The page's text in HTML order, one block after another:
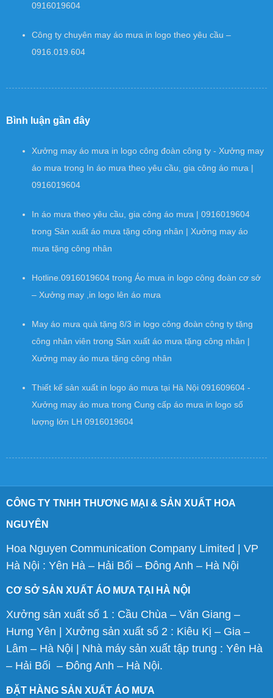
0916019604
Công ty chuyên may áo mưa in logo theo yêu cầu –
0916.019.604
Bình luận gần đây
Xưởng may áo mưa in logo công đoàn công ty - Xưởng may
áo mưa trong In áo mưa theo yêu cầu, gia công áo mưa |
0916019604
In áo mưa theo yêu cầu, gia công áo mưa | 0916019604
trong Sản xuất áo mưa tặng công nhân | Xưởng may áo
mưa tặng công nhân
Hotline.0916019604 trong Áo mưa in logo công đoàn cơ sở
– Xưởng may ,in logo lên áo mưa
May áo mưa quà tặng 8/3 in logo công đoàn công ty tặng
công nhân viên trong Sản xuất áo mưa tặng công nhân |
Xưởng may áo mưa tặng công nhân
Thiết kế sản xuất in logo áo mưa tại Hà Nội 091609604 -
Xưởng may áo mưa trong Cung cấp áo mưa in logo số
lượng lớn LH 0916019604
CÔNG TY TNHH THƯƠNG MẠI & SẢN XUẤT HOA
NGUYÊN
Hoa Nguyen Communication Company Limited | VP
Hà Nội : Yên Hà – Hải Bối – Đông Anh – Hà Nội
CƠ SỞ SẢN XUẤT ÁO MƯA TẠI HÀ NỘI
Xưởng sản xuất số 1 : Cầu Chùa – Văn Giang –
Hưng Yên | Xưởng sản xuất số 2 : Kiêu Kị – Gia –
Lâm – Hà Nội | Nhà máy sản xuất tập trung : Yên Hà
– Hải Bối – Đông Anh – Hà Nội.
ĐẶT HÀNG SẢN XUẤT ÁO MƯA